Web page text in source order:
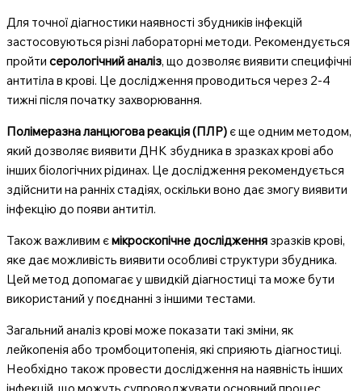
Для точної діагностики наявності збудників інфекцій
застосовуються різні лабораторні методи. Рекомендується
пройти серологічний аналіз, що дозволяє виявити специфічні
антитіла в крові. Це дослідження проводиться через 2-4
тижні після початку захворювання.
Полімеразна ланцюгова реакція (ПЛР) є ще одним методом,
який дозволяє виявити ДНК збудника в зразках крові або
інших біологічних рідинах. Це дослідження рекомендується
здійснити на ранніх стадіях, оскільки воно дає змогу виявити
інфекцію до появи антитіл.
Також важливим ємікроскопічне дослідження зразків крові,
яке дає можливість виявити особливі структури збудника.
Цей метод допомагає у швидкій діагностиці та може бути
використаний у поєднанні з іншими тестами.
Загальний аналіз крові може показати такі зміни, як
лейкопенія або тромбоцитопенія, які сприяють діагностиці.
Необхідно також провести дослідження на наявність інших